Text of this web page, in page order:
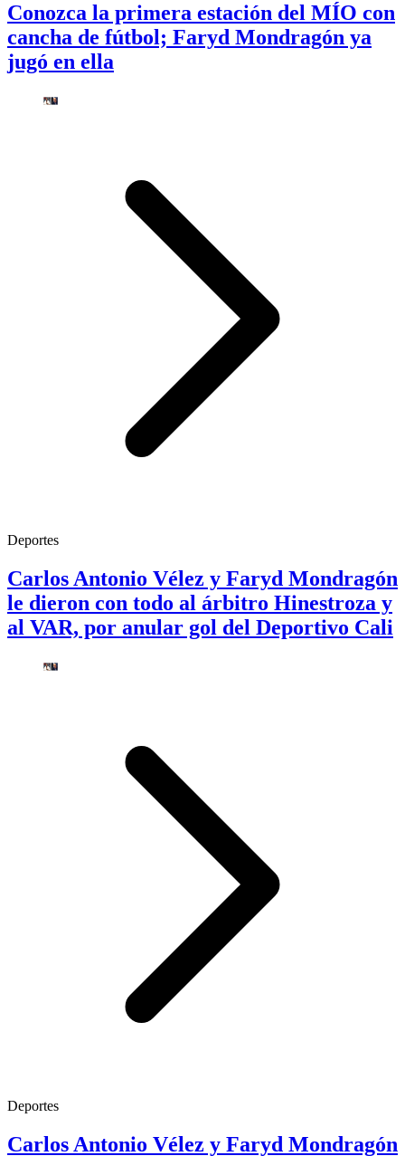
Conozca la primera estación del MÍO con
cancha de fútbol; Faryd Mondragón ya
jugó en ella
Deportes
Carlos Antonio Vélez y Faryd Mondragón
le dieron con todo al árbitro Hinestroza y
al VAR, por anular gol del Deportivo Cali
Deportes
Carlos Antonio Vélez y Faryd Mondragón